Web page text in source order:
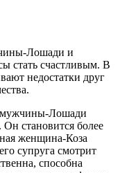
Лошади и
стать счастливым. В
недостатки друг
мужчины-Лошади
Он становится более
женщина-Коза
супруга смотрит
способна